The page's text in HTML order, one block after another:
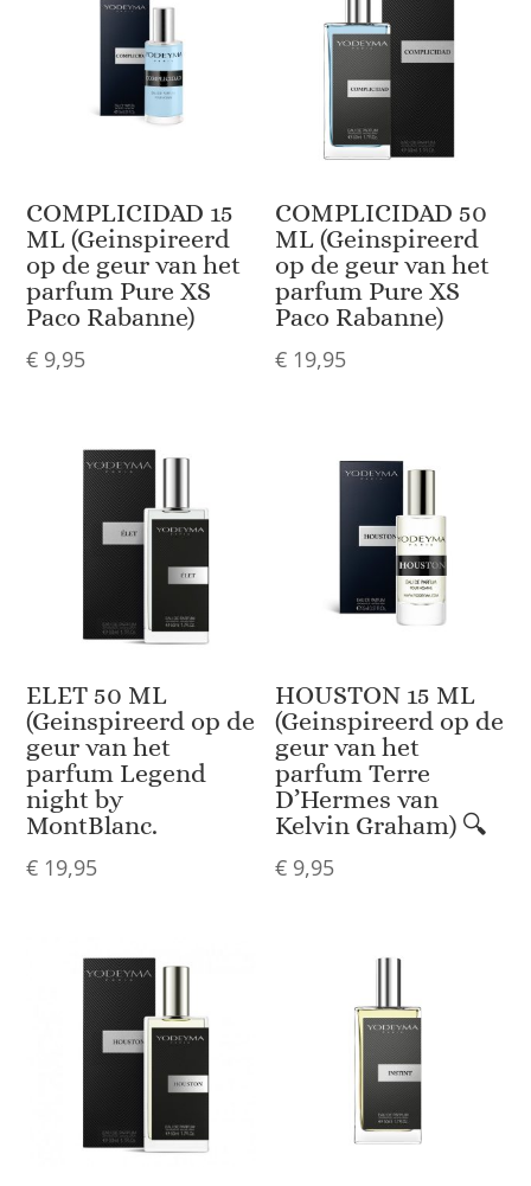
COMPLICIDAD 15
ML (Geinspireerd
op de geur van het
parfum Pure XS
Paco Rabanne)
€ 9,95
COMPLICIDAD 50
ML (Geinspireerd
op de geur van het
parfum Pure XS
Paco Rabanne)
€ 19,95
ELET 50 ML
(Geinspireerd op de
geur van het
parfum Legend
night by
MontBlanc.
€ 19,95
HOUSTON 15 ML
(Geinspireerd op de
geur van het
parfum Terre
D’Hermes van
Kelvin Graham) 🔍
€ 9,95